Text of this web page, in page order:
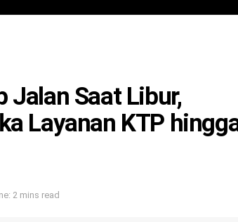
Jalan Saat Libur,
Layanan KTP
2 mins read